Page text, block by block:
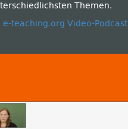
Themen.
e-teaching.org Video-Podcast